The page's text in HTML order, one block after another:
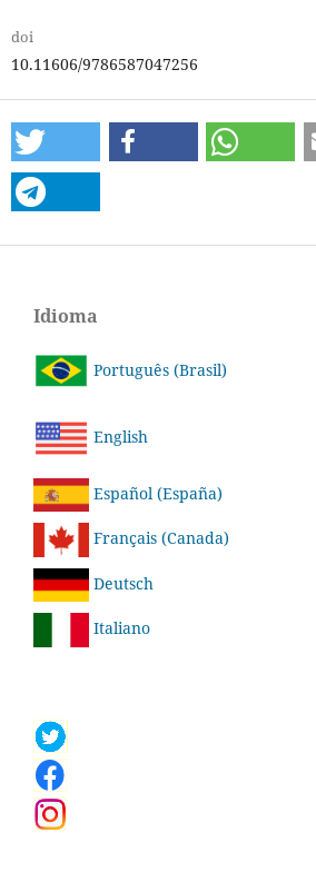
doi
10.11606/9786587047256
Idioma
Português (Brasil)
English
Español (España)
Français (Canada)
Deutsch
Italiano